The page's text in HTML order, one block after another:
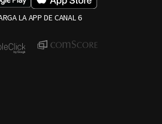
LA APP DE CANAL 6